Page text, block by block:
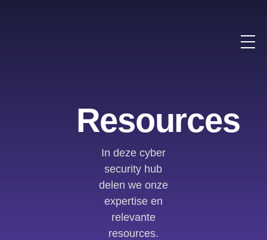
Resources
In deze cyber
security hub
delen we onze
expertise en
relevante
resources.